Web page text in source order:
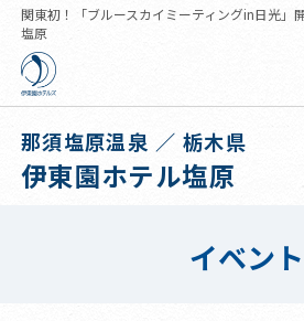
関東初！「ブルースカイミーティングin日光」
塩原
那須塩原温泉 ／ 栃木県
伊東園ホテル塩原
イベント